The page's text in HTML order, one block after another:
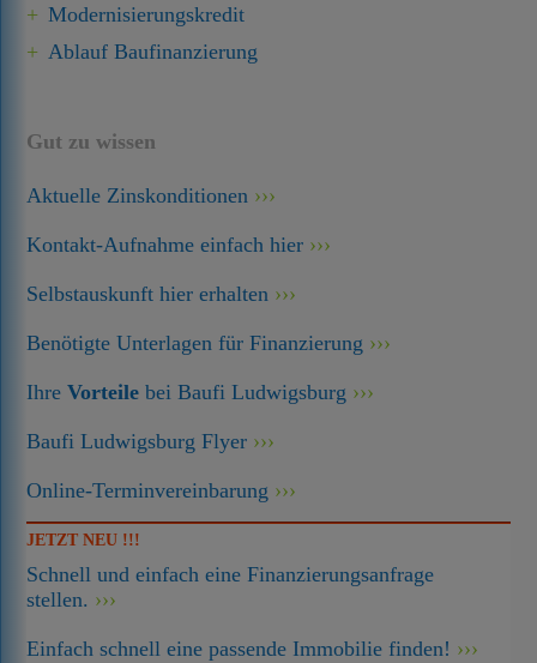
Modernisierungskredit
Ablauf Baufinanzierung
Gut zu wissen
Aktuelle Zinskonditionen
Kontakt-Aufnahme einfach hier
Selbstauskunft hier erhalten
Benötigte Unterlagen für Finanzierung
IhreVorteile bei Baufi Ludwigsburg
Baufi Ludwigsburg Flyer
Online-Terminvereinbarung
JETZT NEU !!!
Schnell und einfach eine Finanzierungsanfrage
stellen.
Einfach schnell eine passende Immobilie finden!